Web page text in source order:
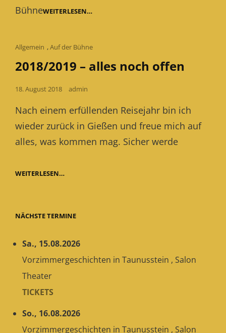
BühneWEITERLESEN…FALSCHER
THEATER
Cat
Allgemein ,Auf der Bühne
2018/2019 – alles noch offen
Posted
18. August 2018 admin
Nach einem erfüllenden Reisejahr bin ich
wieder zurück in Gießen und freue mich auf
alles, was kommen mag. Sicher werde
WEITERLESEN…2018/2019
NÄCHSTE TERMINE
Sa., 15.08.2026
Vorzimmergeschichten in Taunusstein , Salon
Theater
TICKETS
So., 16.08.2026
Vorzimmergeschichten in Taunusstein , Salon